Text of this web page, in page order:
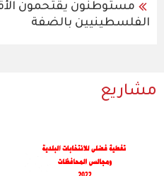
مستوطنون يقتحمون
الفلسطينيين بالضفة
مشاريع